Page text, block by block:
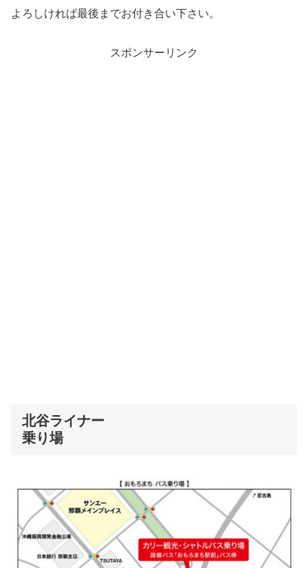
よろしければ最後までお付き合い下さい。
スポンサーリンク
北谷ライナー
乗り場